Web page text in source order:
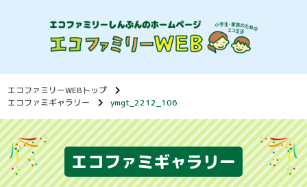
エコファミリーWEBトップ
エコファミギャラリー
ymgt_2212_106
エコファミギャラリー